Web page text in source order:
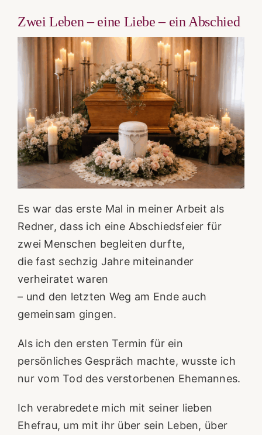
Zwei Leben – eine Liebe – ein Abschied
Es war das erste Mal in meiner Arbeit als
Redner, dass ich eine Abschiedsfeier für
zwei Menschen begleiten durfte,
die fast sechzig Jahre miteinander
verheiratet waren
– und den letzten Weg am Ende auch
gemeinsam gingen.
Als ich den ersten Termin für ein
persönliches Gespräch machte, wusste ich
nur vom Tod des verstorbenen Ehemannes.
Ich verabredete mich mit seiner lieben
Ehefrau, um mit ihr über sein Leben, über